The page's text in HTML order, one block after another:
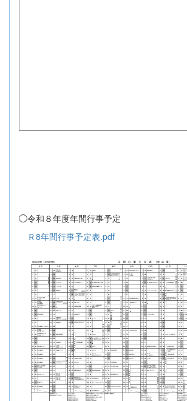
◯令和８年度年間行事予定
Ｒ8年間行事予定表.pdf